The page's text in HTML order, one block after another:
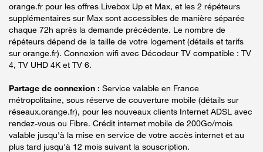
orange.fr pour les offres Livebox Up et Max, et les 2 répéteurs
supplémentaires sur Max sont accessibles de manière séparée
chaque 72h après la demande précédente. Le nombre de
répéteurs dépend de la taille de votre logement (détails et tarifs
sur orange.fr). Connexion wifi avec Décodeur TV compatible : TV
4, TV UHD 4K et TV 6.
Partage de connexion : Service valable en France
métropolitaine, sous réserve de couverture mobile (détails sur
réseaux.orange.fr), pour les nouveaux clients Internet ADSL avec
rendez-vous ou Fibre. Crédit internet mobile de 200Go/mois
valable jusqu'à la mise en service de votre accès internet et au
plus tard jusqu'à 12 mois suivant la souscription.